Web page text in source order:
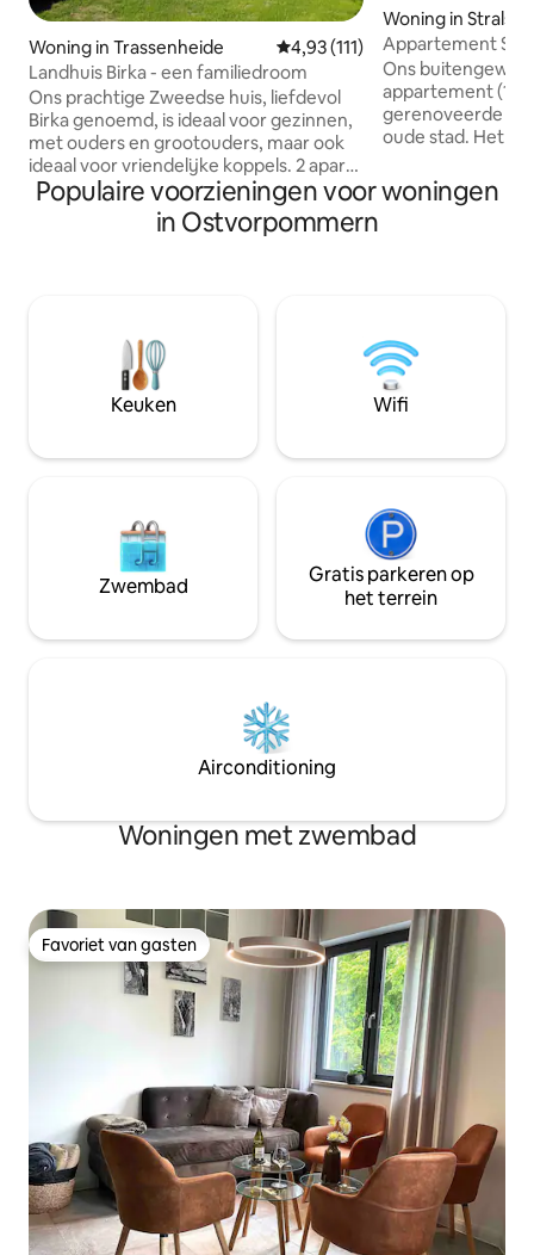
Woning in Trassenheide Gemiddelde beoordeling van
4,93 (111)
Landhuis Birka - een familiedroom
Ons prachtige Zweedse huis, liefdevol
Birka genoemd, is ideaal voor gezinnen,
met ouders en grootouders, maar ook
ideaal voor vriendelijke koppels. 2 aparte
woonruimtes begane grond/DG met elk
1 badkamer zijn geschikt voor dit doel.
Het is rustig gelegen in een vakantiehuis
vergeten en vakantiestemming
ontstaan. Met ligstoelen en een zithoek
in de openlucht kun je genieten van de
Woning in
Appartement
sauna
Ons
appartement (180
gerenoveerde
oude stad. Het is
grond met
eethoek,
kan een
voor grotere
(€ 10/ extra bed/
Populaire voorzieningen voor woningen
in Ostvorpommern
Keuken Wifi
Zwembad
Gratis parkeren op
het terrein
Airconditioning
Woningen met zwembad
Favoriet van gasten
Favoriet van gasten